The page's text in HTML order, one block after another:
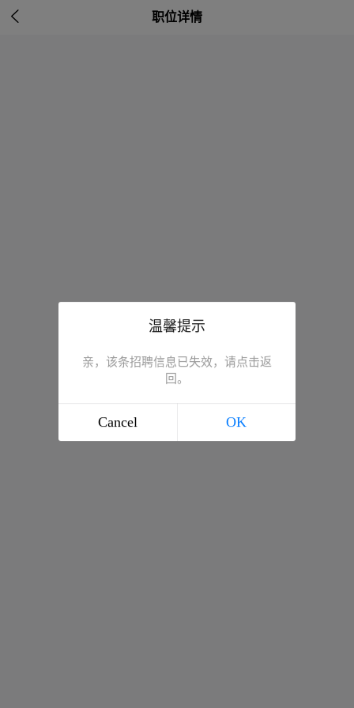
 职位详情
温馨提示
亲，该条招聘信息已失效，请点击返
回。
Cancel OK